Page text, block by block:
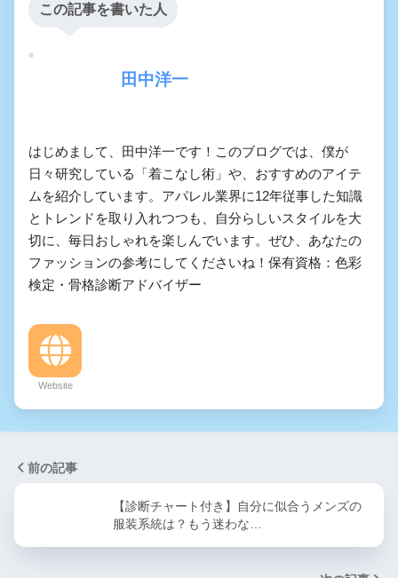
この記事を書いた人
田中洋一
はじめまして、田中洋一です！このブログでは、僕が
日々研究している「着こなし術」や、おすすめのアイテ
ムを紹介しています。アパレル業界に12年従事した知識
とトレンドを取り入れつつも、自分らしいスタイルを大
切に、毎日おしゃれを楽しんでいます。ぜひ、あなたの
ファッションの参考にしてくださいね！保有資格：色彩
検定・骨格診断アドバイザー
Website
前の記事
【診断チャート付き】自分に似合うメンズの
服装系統は？もう迷わな…